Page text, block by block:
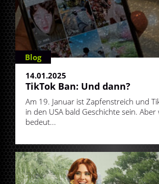
Blog
14.01.2025
TikTok Ban: Und dann?
Am 19. Januar ist Zapfenstreich und
in den USA bald Geschichte sein. Aber
bedeut...